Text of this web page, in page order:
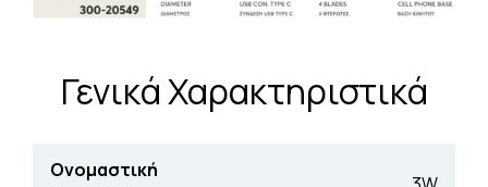
Γενικά Χαρακτηριστικά
Ονομαστική